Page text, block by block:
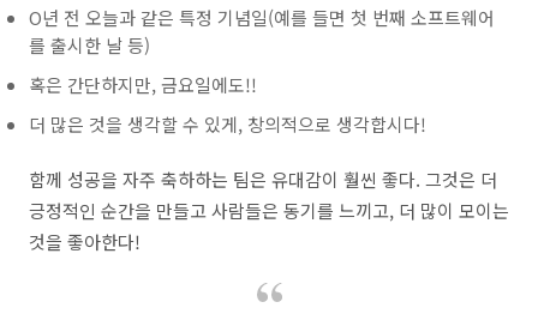
O년 전 오늘과 같은 특정 기념일(예를 들면 첫 번째 소프트웨어
를 출시한 날 등)
혹은 간단하지만, 금요일에도!!
더 많은 것을 생각할 수 있게, 창의적으로 생각합시다!
함께 성공을 자주 축하하는 팀은 유대감이 훨씬 좋다. 그것은 더
긍정적인 순간을 만들고 사람들은 동기를 느끼고, 더 많이 모이는
것을 좋아한다!